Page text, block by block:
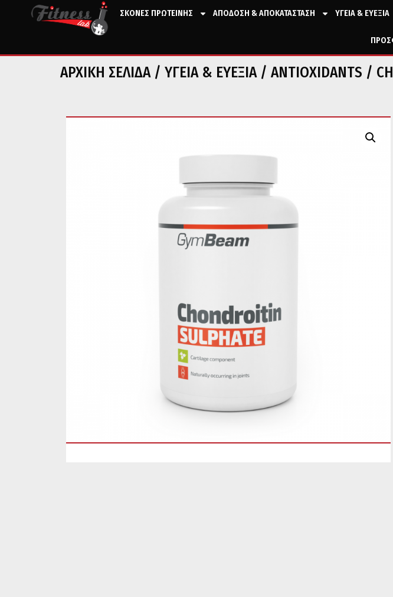
ΣΚΟΝΕΣ ΠΡΩΤΕΙΝΗΣ ΑΠΟΔΟΣΗ & ΑΠΟΚΑΤΑΣΤΑΣΗ ΥΓΕΙΑ & ΕΥΕΞΙΑ
ΑΡΧΙΚΉ ΣΕΛΊΔΑ/ ΥΓΕΙΑ & ΕΥΕΞΙΑ/ ANTIOXIDANTS /